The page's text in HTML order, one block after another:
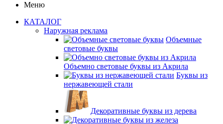
Меню
КАТАЛОГ
Наружная реклама
Объемные
световые буквы
Объемно световые буквы из Акрила
Буквы из
нержавеющей стали
Декоративные буквы из дерева